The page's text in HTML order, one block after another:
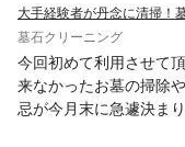
大手経験者が丹念に清掃！
墓石クリーニング
今回初めて利用させて
来なかったお墓の掃除
忌が今月末に急遽決ま
うにと、日程調整して